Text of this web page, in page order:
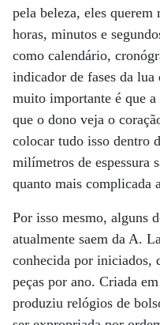
pela beleza, eles
horas, minutos e
como calendário,
indicador de fases da
muito importante é que a
que o dono veja o
colocar tudo isso dentro
milímetros de espessura
quanto mais complicada
Por isso mesmo, alguns
atualmente saem da A.
conhecida por iniciados,
peças por ano. Criada
produziu relógios de